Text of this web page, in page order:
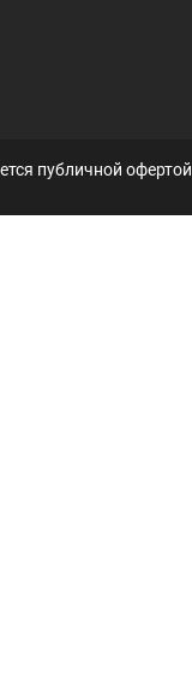
публичной офертой